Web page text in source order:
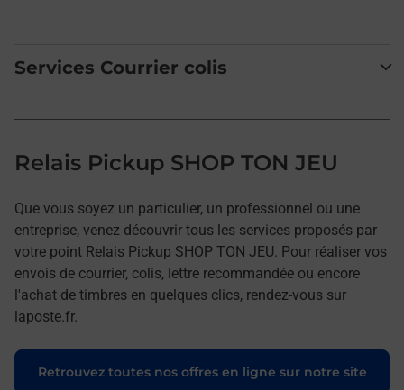
Services Courrier colis
Relais Pickup SHOP TON JEU
Que vous soyez un particulier, un professionnel ou une
entreprise, venez découvrir tous les services proposés par
votre point Relais Pickup SHOP TON JEU. Pour réaliser vos
envois de courrier, colis, lettre recommandée ou encore
l'achat de timbres en quelques clics, rendez-vous sur
laposte.fr.
Retrouvez toutes nos offres en ligne sur notre site